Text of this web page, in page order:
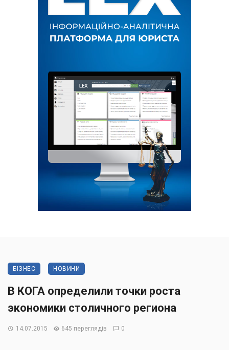
БІЗНЕС НОВИНИ
В КОГА определили точки роста
экономики столичного региона
14.07.2015 645 переглядів 0